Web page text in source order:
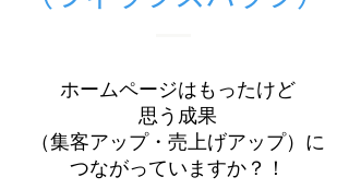
ホームページはもったけど
思う成果
（集客アップ・売上げアップ）に
つながっていますか？！